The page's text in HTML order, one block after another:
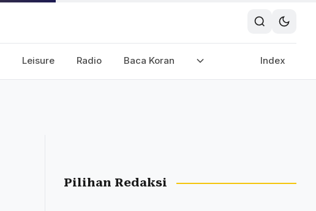
Leisure Radio Baca Koran Index
Pilihan Redaksi